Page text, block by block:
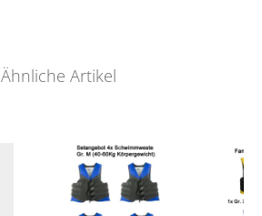
Ähnliche Artikel